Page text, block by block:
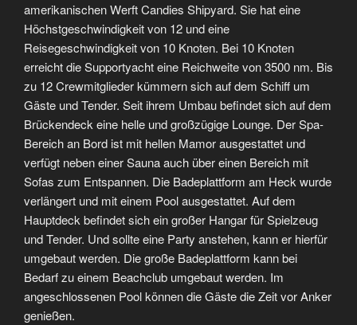
amerikanischen Werft Candies Shipyard. Sie hat eine
Höchstgeschwindigkeit von 12 und eine
Reisegeschwindigkeit von 10 Knoten. Bei 10 Knoten
erreicht die Supportyacht eine Reichweite von 3500 nm. Bis
zu 12 Crewmitglieder kümmern sich auf dem Schiff um
Gäste und Tender. Seit ihrem Umbau befindet sich auf dem
Brückendeck eine helle und großzügige Lounge. Der Spa-
Bereich an Bord ist mit hellen Mamor ausgestattet und
verfügt neben einer Sauna auch über einen Bereich mit
Sofas zum Entspannen. Die Badeplattform am Heck wurde
verlängert und mit einem Pool ausgestattet. Auf dem
Hauptdeck befindet sich ein großer Hangar für Spielzeug
und Tender. Und sollte eine Party anstehen, kann er hierfür
umgebautwerden. Die große Badeplattform kann bei
Bedarf zu einem Beachclub umgebaut werden. Im
angeschlossenen Pool können die Gäste die Zeit vor Anker
genießen.